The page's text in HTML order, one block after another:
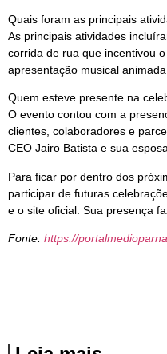
Quais foram as principais
As principais atividades
corrida de rua que incentivou
apresentação musical
Quem esteve presente na
O evento contou com a
clientes, colaboradores e
CEO Jairo Batista e sua
Para ficar por dentro dos
participar de futuras
e o site oficial. Sua presença
Fonte: https://